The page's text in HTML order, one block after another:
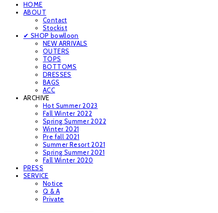
HOME
ABOUT
Contact
Stockist
✔ SHOP bowlloon
NEW ARRIVALS
OUTERS
TOPS
BOTTOMS
DRESSES
BAGS
ACC
ARCHIVE
Hot Summer 2023
Fall Winter 2022
Spring Summer 2022
Winter 2021
Pre fall 2021
Summer Resort 2021
Spring Summer 2021
Fall Winter 2020
PRESS
SERVICE
Notice
Q & A
Private